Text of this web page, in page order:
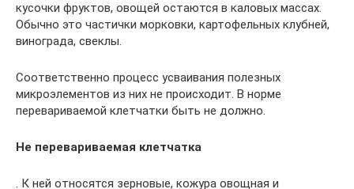
кусочки фруктов, овощей остаются в каловых массах.
Обычно это частички морковки, картофельных клубней,
винограда, свеклы.
Соответственно процесс усваивания полезных
микроэлементов из них не происходит. В норме
перевариваемой клетчатки быть не должно.
Не перевариваемая клетчатка
. К ней относятся зерновые, кожура овощная и